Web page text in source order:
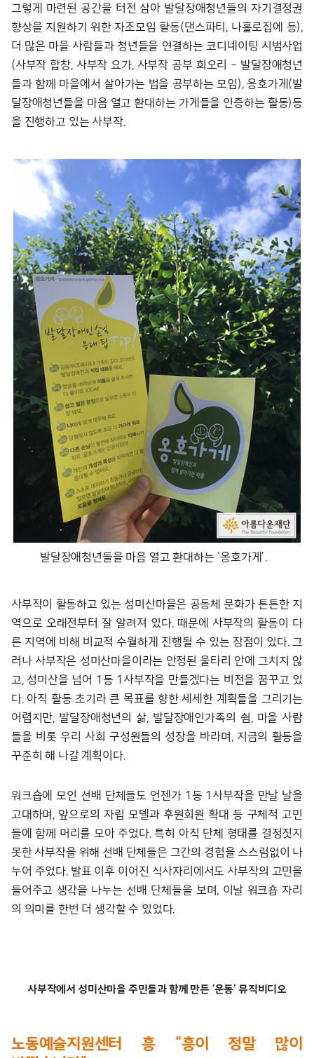
그렇게 마련된 공간을 터전 삼아 발달장애청년들의 자기결정권
향상을 지원하기 위한 자조모임 활동(댄스파티, 나홀로집에 등),
더 많은 마을 사람들과 청년들을 연결하는 코디네이팅 시범사업
(사부작 합창, 사부작 요가, 사부작 공부 회오리 – 발달장애청년
들과 함께 마을에서 살아가는 법을 공부하는 모임), 옹호가게(발
달장애청년들을 마음 열고 환대하는 가게들을 인증하는 활동)등
을 진행하고 있는 사부작.
발달장애청년들을 마음 열고 환대하는 ‘옹호가게’.
사부작이 활동하고 있는 성미산마을은 공동체 문화가 튼튼한 지
역으로 오래전부터 잘 알려져 있다. 때문에 사부작의 활동이 다
른 지역에 비해 비교적 수월하게 진행될 수 있는 장점이 있다. 그
러나 사부작은 성미산마을이라는 안정된 울타리 안에 그치지 않
고, 성미산을 넘어 1동 1사부작을 만들겠다는 비전을 꿈꾸고 있
다. 아직 활동 초기라 큰 목표를 향한 세세한 계획들을 그리기는
어렵지만, 발달장애청년의 삶, 발달장애인가족의 쉼, 마을 사람
들을 비롯 우리 사회 구성원들의 성장을 바라며, 지금의 활동을
꾸준히 해 나갈 계획이다.
워크숍에 모인 선배 단체들도 언젠가 1동 1사부작을 만날 날을
고대하며, 앞으로의 자립 모델과 후원회원 확대 등 구체적 고민
들에 함께 머리를 모아 주었다. 특히 아직 단체 형태를 결정짓지
못한 사부작을 위해 선배 단체들은 그간의 경험을 스스럼없이 나
누어 주었다. 발표 이후 이어진 식사자리에서도 사부작의 고민을
들어주고 생각을 나누는 선배 단체들을 보며, 이날 워크숍 자리
의 의미를 한번 더 생각할 수 있었다.
사부작에서 성미산마을 주민들과 함께 만든 ‘운동’ 뮤직비디오
노동예술지원센터 흥 “흥이 정말 많이